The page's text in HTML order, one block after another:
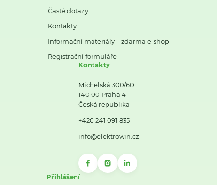
Časté dotazy
Kontakty
Informační materiály – zdarma e-shop
Registrační formuláře
Kontakty
Michelská 300/60
140 00 Praha 4
Česká republika
+420 241 091 835
info@elektrowin.cz
Přihlášení